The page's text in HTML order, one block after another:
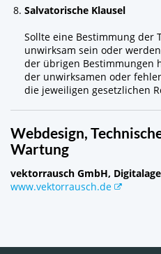
Salvatorische Klausel
Sollte eine Bestimmung der
unwirksam sein oder
der übrigen Bestimmungen
der unwirksamen oder
die jeweiligen gesetzlichen
Webdesign,
Wartung
vektorrausch GmbH,
www.vektorrausch.de